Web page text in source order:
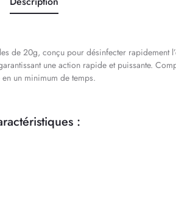
de 20g, conçu pour désinfecter rapidement
une action rapide et puissante.
en un minimum de temps.
: